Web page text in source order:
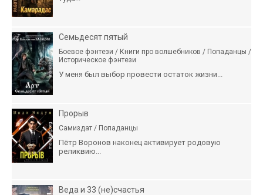
Семьдесят пятый
Боевое фэнтези / Книги про волшебников / Попаданцы /
Историческое фэнтези
У меня был выбор провести остаток жизни...
Прорыв
Самиздат / Попаданцы
Пётр Воронов наконец активирует родовую
реликвию...
Веда и 33 (не)счастья